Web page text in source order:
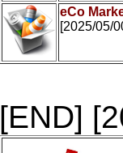
eCo
[2025/05/
[END]